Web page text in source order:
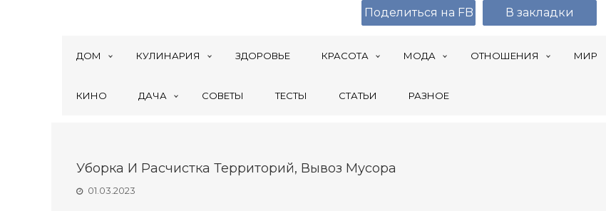
ДОМ КУЛИНАРИЯ ЗДОРОВЬЕ КРАСОТА МОДА ОТНОШЕНИЯ МИР
КИНО ДАЧА СОВЕТЫ ТЕСТЫ СТАТЬИ РАЗНОЕ
Уборка И Расчистка Территорий, Вывоз Мусора
01.03.2023
Поделиться на FB В закладки